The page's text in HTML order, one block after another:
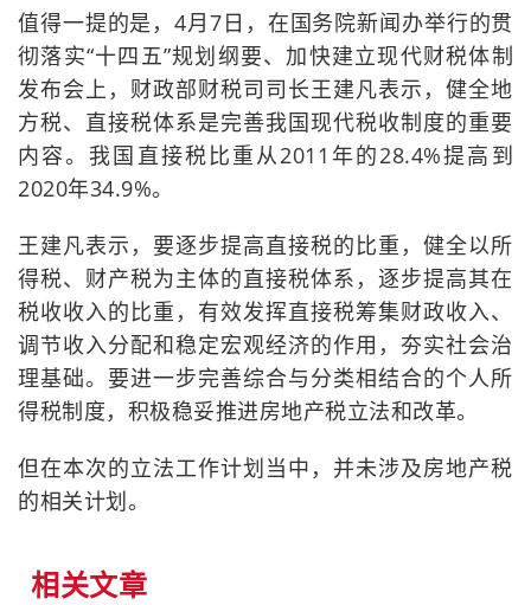
值得一提的是，4月7日，在国务院新闻办举行的贯
彻落实“十四五”规划纲要、加快建立现代财税体制
发布会上，财政部财税司司长王建凡表示，健全地
方税、直接税体系是完善我国现代税收制度的重要
内容。我国直接税比重从2011年的28.4%提高到
2020年34.9%。
王建凡表示，要逐步提高直接税的比重，健全以所
得税、财产税为主体的直接税体系，逐步提高其在
税收收入的比重，有效发挥直接税筹集财政收入、
调节收入分配和稳定宏观经济的作用，夯实社会治
理基础。要进一步完善综合与分类相结合的个人所
得税制度，积极稳妥推进房地产税立法和改革。
但在本次的立法工作计划当中，并未涉及房地产税
的相关计划。
相关文章